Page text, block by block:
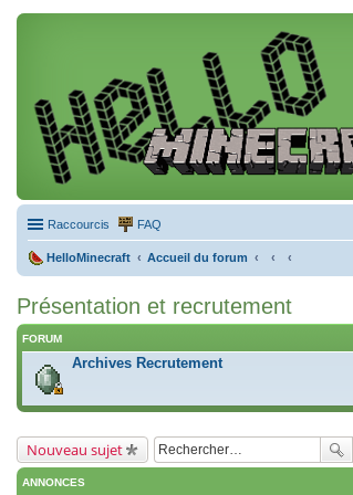
Raccourcis FAQ
HelloMinecraft Accueil du forum
Présentation et recrutement
FORUM
Archives Recrutement
Nouveau sujet
ANNONCES